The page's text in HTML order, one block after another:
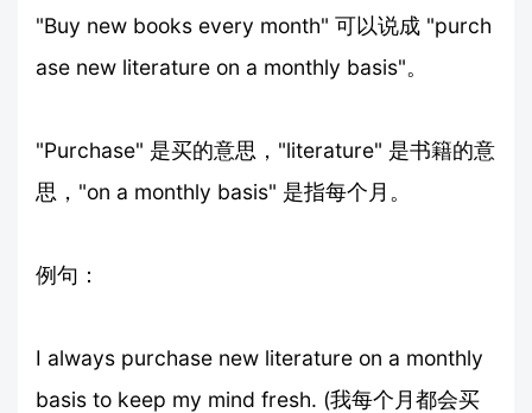
"Buy new books every month" 可以说成 "purch
ase new literature on a monthly basis"。
"Purchase" 是买的意思，"literature" 是书籍的意
思，"on a monthly basis" 是指每个月。
例句：
I always purchase new literature on a monthly
basis to keep my mind fresh. (我每个月都会买